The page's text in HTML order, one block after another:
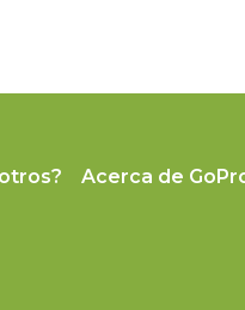
Acerca de